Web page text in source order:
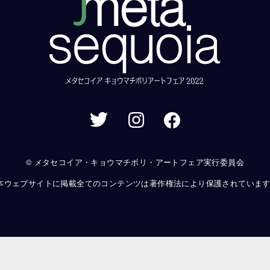
© メタセコイア・キョウマチボリ・アートフェア実行委員会
ウェブサイトに掲載全てのコンテンツは著作権法により保護されていま